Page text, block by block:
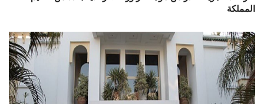
المملكة